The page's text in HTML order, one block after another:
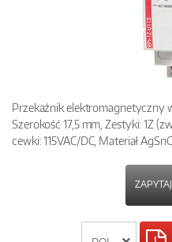
Przekaźnik elektromagnetyczny
Szerokość 17,5 mm, Zestyki: 1Z
cewki: 115VAC/DC, Materiał